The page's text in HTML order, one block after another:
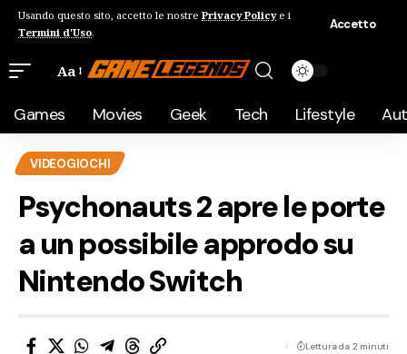
Usando questo sito, accetto le nostre Privacy Policye i
Termini d'Uso.
Accetto
Aa
Games Movies Geek Tech Lifestyle
VIDEOGIOCHI
Psychonauts 2 apre le porte
a un possibile approdo su
Nintendo Switch
Lettura da 2 minuti